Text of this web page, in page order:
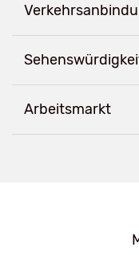
Arbeitsmarkt